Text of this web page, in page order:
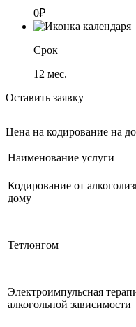
0₽
Срок
12 мес.
Оставить заявку
Цена на кодирование на
Наименование услуги
Кодирование от
дому
Тетлонгом
Электроимпульсная
алкогольной зависимости